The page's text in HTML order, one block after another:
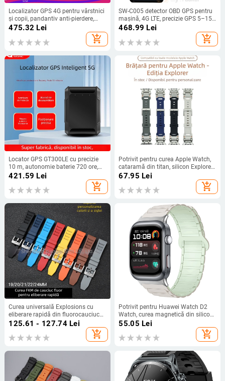
Localizator GPS 4G pentru vârstnici
și copii, pandantiv anti-pierdere,
apel bidirecțional, IP67 rezistent la
475.32 Lei
add_shopping_cart
SW-C005 detector OBD GPS pentru
mașină, 4G LTE, precizie GPS 5–15
m, alimentare prin interfața OBD,
alarme: vibrație, întrerupere de
alimentare, geofence, depășire
468.99 Lei
add_shopping_cart
Locator GPS GT300LE cu precizie
10 m, autonomie baterie 720 ore,
memorie 1024 MB, suport Baidu
Maps, moduri de alarmă: vibrare,
SOS, perimetru, viteză excesivă
421.59 Lei
add_shopping_cart
Potrivit pentru curea Apple Watch,
cataramă din titan, silicon Explorer,
curea pentru ceas Apple S10,
67.95 Lei
add_shopping_cart
Curea universală Explosions cu
eliberare rapidă din fluorocauciuc
pentru Huawei, curea FKM,
125.61 - 127.74Lei
add_shopping_cart
Potrivit pentru Huawei Watch D2
Watch, curea magnetică din silicon,
cu trei piese, brățară sport casual,
55.05 Lei
add_shopping_cart